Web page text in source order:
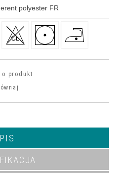
polyester FR
o produkt